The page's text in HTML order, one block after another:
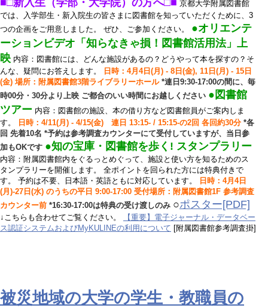
京都大学附属図書館
では、入学部生・新入院生の皆さまに図書館を知っていただくために、3
つの企画をご用意しました。 ぜひ、ご参加ください。 ●オリエンテ
ーションビデオ「知らなきゃ損！図書館活用法」上
映 内容：図書館には、どんな施設があるの？どうやって本を探すの？そ
んな、疑問にお答えします。
日時：4月4日(月) - 8日(金), 11日(月) - 15日
(金) 場所：附属図書館3階ライブラリーホール *連日9:30-17:00の間に、毎
時00分・30分より上映 ご都合のいい時間にお越しください ●図書館
ツアー 内容：図書館の施設、本の借り方など図書館員がご案内しま
す。
日時：4/11(月) - 4/15(金) 連日 13:15- / 15:15-の2回 各回約30分 *各
回 先着10名 *予約は参考調査カウンターにて受付していますが、当日参
加もOKです ●知の宝庫・図書館を歩く! スタンプラリー
内容：附属図書館内をぐるっとめぐって、施設と使い方を知るためのス
タンプラリーを開催します。 全ポイントを回られた方には特典付きで
す。 予約は不要、日本語・英語ともに対応しています。
日時：4月4日
(月)-27日(水) のうちの平日 9:00-17:00 受付場所：附属図書館1F 参考調査
カウンター前 *16:30-17:00は特典の受け渡しのみ ○ポスター[PDF]
↓こちらも合わせてご覧ください。
【重要】電子ジャーナル・データベー
ス認証システムおよびMyKULINEの利用について [附属図書館参考調査掛]
被災地域の大学の学生・教職員の